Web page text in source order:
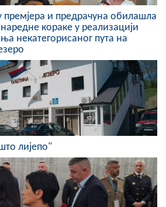
општине језеро
УПРАВА
ИНФО
премјера и предрачуна обилашла
кораке у реализацији
некатегорисаног пута на
лијепо"